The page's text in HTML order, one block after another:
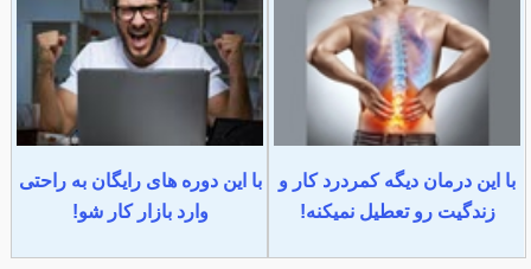
با این درمان دیگه کمردرد کار و
زندگیت رو تعطیل نمیکنه!
با این دوره های رایگان به راحتی
وارد بازار کار شو!